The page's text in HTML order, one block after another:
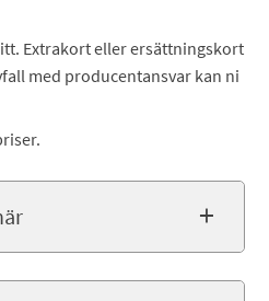
Extrakort eller ersättningskort
med producentansvar kan ni